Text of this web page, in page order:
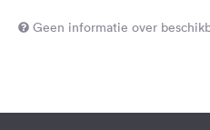
Geen informatie over